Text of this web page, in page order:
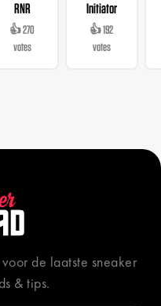
RNR
👍 270
votes
Initiator
👍 192
votes
de laatste sneaker
& tips.